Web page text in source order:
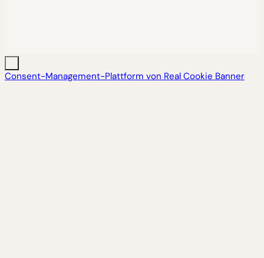
Consent-Management-Plattform von Real Cookie Banner